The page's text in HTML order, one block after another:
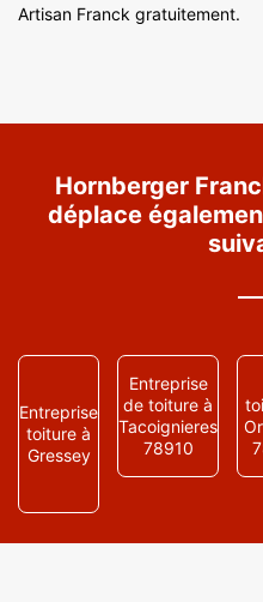
Artisan Franck gratuitement.
Hornberger
déplace
Entreprise
toiture à
Gressey
Entreprise
de toiture à
Tacoignieres
78910